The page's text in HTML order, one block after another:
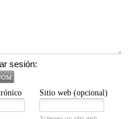
sesión:
Sitio web (opcional)